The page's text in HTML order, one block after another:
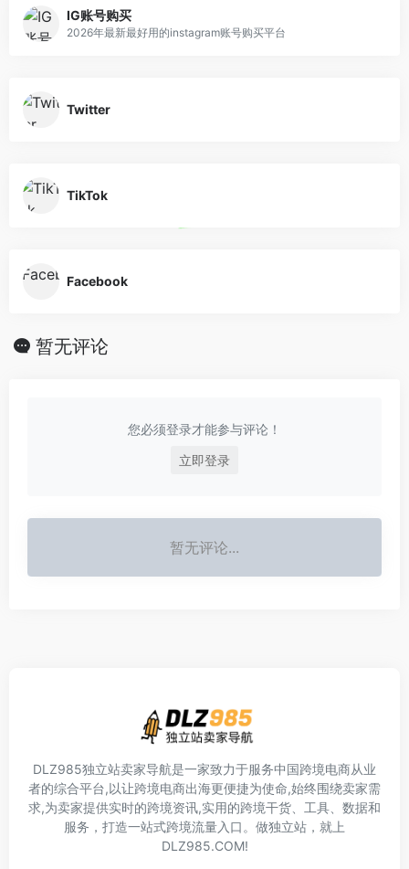
IG账号购买
2026年最新最好用的instagram账号购买平台
Twitter
TikTok
Facebook
暂无评论
您必须登录才能参与评论！
立即登录
暂无评论...
DLZ985独立站卖家导航是一家致力于服务中国跨境电商从业
者的综合平台,以让跨境电商出海更便捷为使命,始终围绕卖家需
求,为卖家提供实时的跨境资讯,实用的跨境干货、工具、数据和
服务，打造一站式跨境流量入口。做独立站，就上
DLZ985.COM!